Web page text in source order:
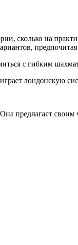
сколько на
с гибким
лондонскую
предлагает